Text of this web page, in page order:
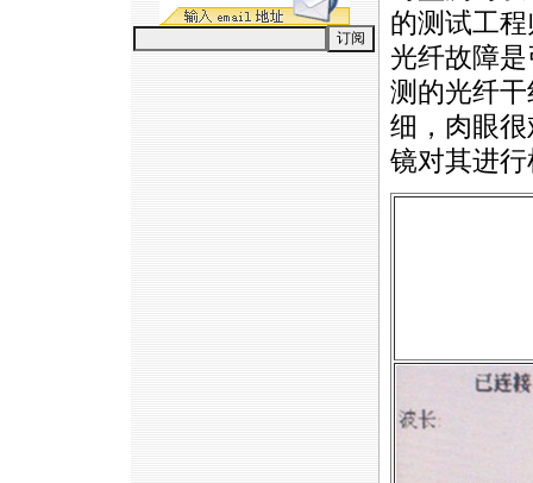
的测试工
光纤故障
测的光纤
细，肉眼
镜对其进